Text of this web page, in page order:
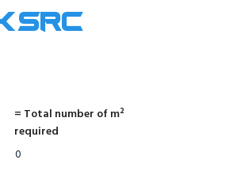
= Total number of m²
required